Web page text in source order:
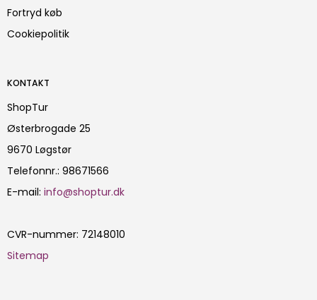
Fortryd køb
Cookiepolitik
KONTAKT
ShopTur
Østerbrogade 25
9670 Løgstør
Telefonnr.: 98671566
E-mail: info@shoptur.dk
CVR-nummer: 72148010
Sitemap